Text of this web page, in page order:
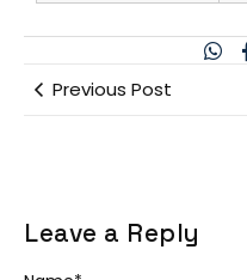
Previous Post
Leave a Reply